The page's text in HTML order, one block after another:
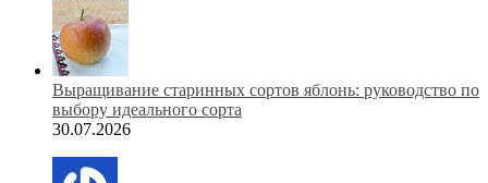
Выращивание старинных сортов яблонь: руководство по
выбору идеального сорта
30.07.2026